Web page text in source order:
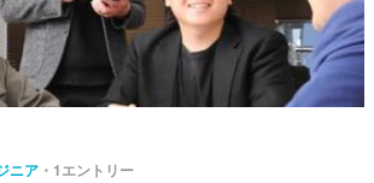
ニア 1エントリー